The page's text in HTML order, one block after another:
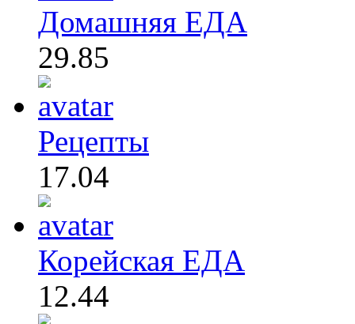
Домашняя ЕДА
29.85
Рецепты
17.04
Корейская ЕДА
12.44